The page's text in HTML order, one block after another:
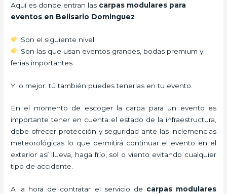
Aquí es donde entran las carpas modulares para
eventos en Belisario Dominguez
Son el siguiente nivel.
Son las que usan eventos grandes, bodas premium y
ferias importantes.
Y lo mejor: tú también puedes tenerlas en tu evento.
En el momento de escoger la carpa para un evento es
importante tener en cuenta el estado de la infraestructura,
debe ofrecer protección y seguridad ante las inclemencias
meteorológicas lo que permitirá continuar el evento en el
exterior así llueva, haga frío, sol o viento evitando cualquier
tipo de accidente.
A la hora de contratar el servicio de carpas modulares